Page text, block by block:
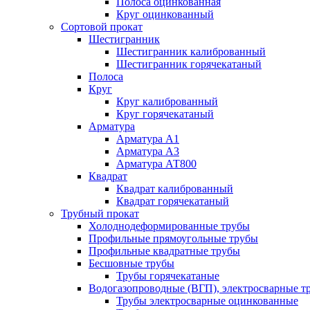
Круг оцинкованный
Сортовой прокат
Шестигранник
Шестигранник калиброванный
Шестигранник горячекатаный
Полоса
Круг
Круг калиброванный
Круг горячекатаный
Арматура
Арматура А1
Арматура А3
Арматура АТ800
Квадрат
Квадрат калиброванный
Квадрат горячекатаный
Трубный прокат
Холоднодеформированные трубы
Профильные прямоугольные трубы
Профильные квадратные трубы
Бесшовные трубы
Трубы горячекатаные
Водогазопроводные (ВГП), электросварные
Трубы электросварные оцинкованные